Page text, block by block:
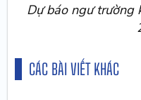
Dự báo ngư trường
CÁC BÀI VIẾT KHÁC